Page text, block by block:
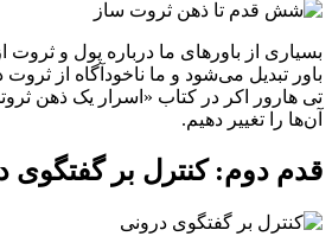
بسیاری از باورهای ما درباره پول و
باور تبدیل می‌شود و ما ناخودآگاه از
تی هارور اکر در کتاب «اسرار یک ذهن
آن‌ها را تغییر دهیم.
قدم دوم: کنترل بر گفتگوی